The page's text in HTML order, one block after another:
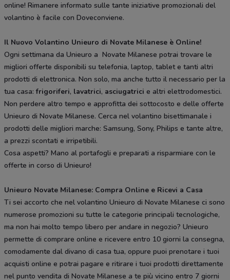
online! Rimanere informato sulle tante iniziative promozionali del
volantino è facile con Doveconviene.
Il Nuovo Volantino Unieuro di Novate Milanese è Online!
Ogni settimana da Unieuro a Novate Milanese potrai trovare le
migliori offerte disponibili su telefonia, laptop, tablet e tanti altri
prodotti di elettronica. Non solo, ma anche tutto il necessario per la
tua casa:frigoriferi, lavatrici, asciugatrici e altri elettrodomestici.
Non perdere altro tempo e approfitta dei sottocosto e delle offerte
Unieuro di Novate Milanese. Cerca nel volantino bisettimanale i
prodotti delle migliori marche: Samsung, Sony, Philips e tante altre,
a prezzi scontati e irripetibili.
Cosa aspetti? Mano al portafogli e preparati a risparmiare con le
offerte in corso di Unieuro!
Unieuro Novate Milanese: Compra Online e Ricevi a Casa
Ti sei accorto che nel volantino Unieuro di Novate Milanese ci sono
numerose promozioni su tutte le categorie principali tecnologiche,
ma non hai molto tempo libero per andare in negozio? Unieuro
permette di comprare online e ricevere entro 10 giorni la consegna,
comodamente dal divano di casa tua, oppure puoi prenotare i tuoi
acquisti online e potrai pagare e ritirare i tuoi prodotti direttamente
nel punto vendita di Novate Milanese a te più vicino entro 7 giorni